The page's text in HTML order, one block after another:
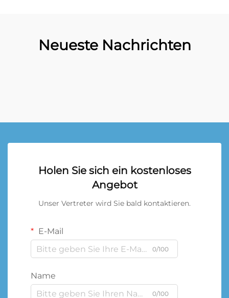
Neueste Nachrichten
Holen Sie sich ein kostenloses
Angebot
Unser Vertreter wird Sie bald kontaktieren.
E-Mail
0/100
Name
0/100